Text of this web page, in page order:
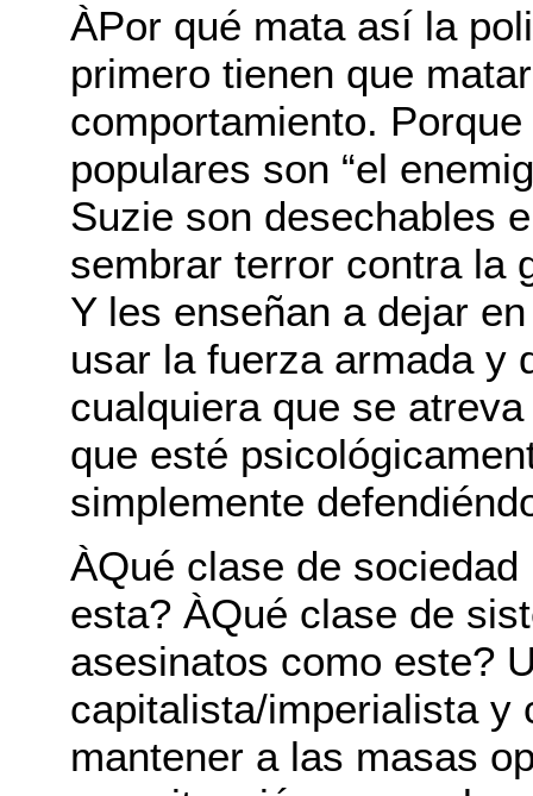
ÀPor qué mata así la
primero tienen que
comportamiento.
populares son “el
Suzie son desechables
sembrar terror contra la
Y les enseñan a dejar
usar la fuerza armada y
cualquiera que se
que esté
simplemente
ÀQué clase de
esta? ÀQué clase de
asesinatos como este?
capitalista/imperialista y
mantener a las masas